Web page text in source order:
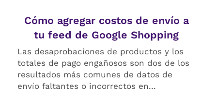
Cómo agregar costos de envío a
tu feed de Google Shopping
Las desaprobaciones de productos y los
totales de pago engañosos son dos de los
resultados más comunes de datos de
envío faltantes o incorrectos en...